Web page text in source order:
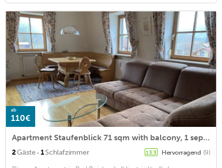
ab
110€
Apartment Staufenblick 71 sqm with balcony, 1 sep. bedroom
2Gäste · 1Schlafzimmer 13,3 Hervorragend (9)